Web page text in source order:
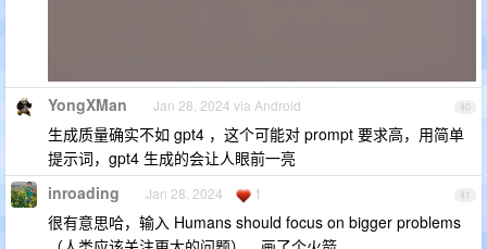
40
YongXMan Jan 28, 2024 via Android
生成质量确实不如 gpt4 ，这个可能对 prompt 要求高，用简单
提示词，gpt4 生成的会让人眼前一亮
41
inroading Jan 28, 2024 1
很有意思哈，输入 Humans should focus on bigger problems